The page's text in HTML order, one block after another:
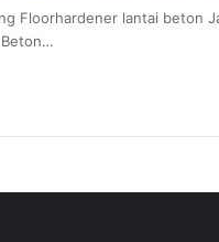
Floorhardener lantai beton
Beton…